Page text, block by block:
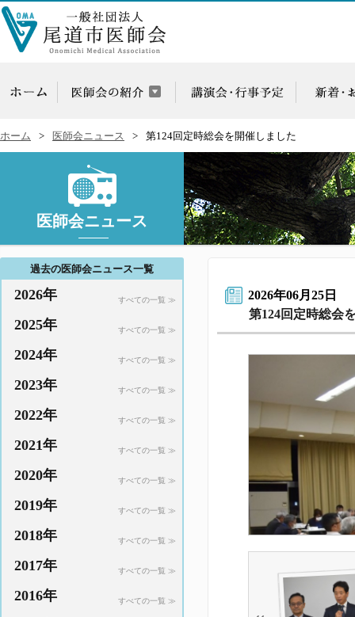
ホーム 医師会ニュース 第124回定時総会を開催しました
医師会ニュース
2026年06月25日
第124回定時総会
過去の医師会ニュース一覧
2026年 すべての一覧 ≫
2025年 すべての一覧 ≫
2024年 すべての一覧 ≫
2023年 すべての一覧 ≫
2022年 すべての一覧 ≫
2021年 すべての一覧 ≫
2020年 すべての一覧 ≫
2019年 すべての一覧 ≫
2018年 すべての一覧 ≫
2017年 すべての一覧 ≫
2016年 すべての一覧 ≫